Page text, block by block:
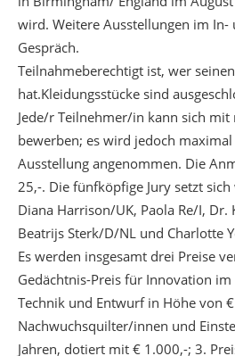
wird. Weitere Ausstellungen im In-
Gespräch.
Teilnahmeberechtigt ist, wer
hat.Kleidungsstücke sind
Jede/r Teilnehmer/in kann sich
bewerben; es wird jedoch
Ausstellung angenommen. Die
25,-. Die fünfköpfige Jury setzt
Diana Harrison/UK, Paola Re/I, Dr.
Beatrijs Sterk/D/NL und Charlotte
Es werden insgesamt drei Preise
Gedächtnis-Preis für Innovation
Technik und Entwurf in Höhe von
Nachwuchsquilter/innen und
Jahren, dotiert mit € 1.000,-; 3.